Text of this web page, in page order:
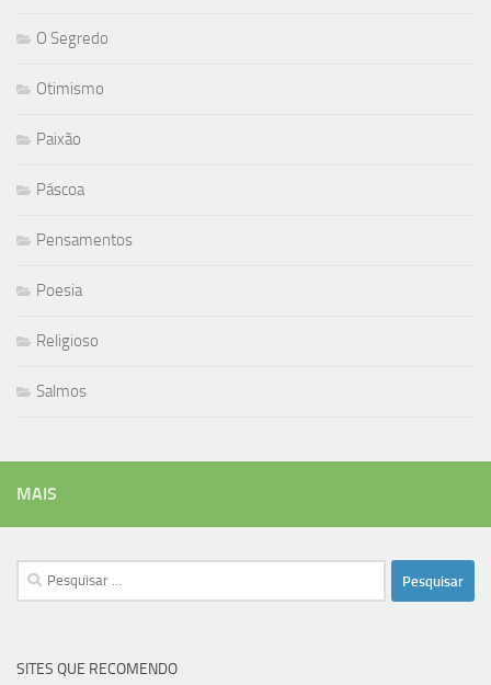
O Segredo
Otimismo
Paixão
Páscoa
Pensamentos
Poesia
Religioso
Salmos
MAIS
Pesquisar
por:
SITES QUE RECOMENDO